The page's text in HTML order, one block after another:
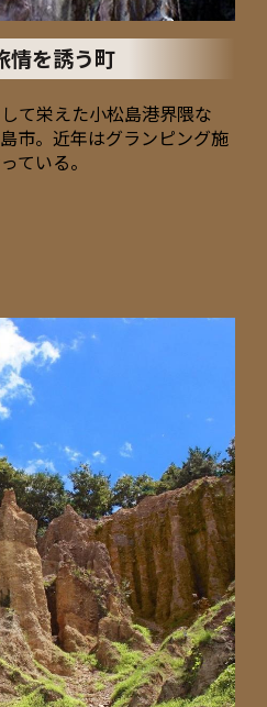
情を誘う町
て栄えた小松島港界隈な
市。近年はグランピング施
ている。